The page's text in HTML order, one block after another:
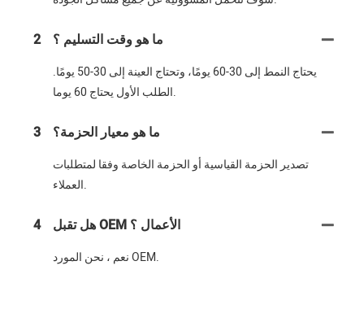
2 ما هو وقت التسليم ؟
يحتاج النمط إلى 30-60 يومًا، وتحتاج العينة إلى 30-50 يومًا.
الطلب الأول يحتاج 60 يوما.
3 ما هو معيار الحزمة؟
تصدير الحزمة القياسية أو الحزمة الخاصة وفقا لمتطلبات
العملاء.
4 هل تقبل OEM الأعمال ؟
نعم ، نحن المورد OEM.